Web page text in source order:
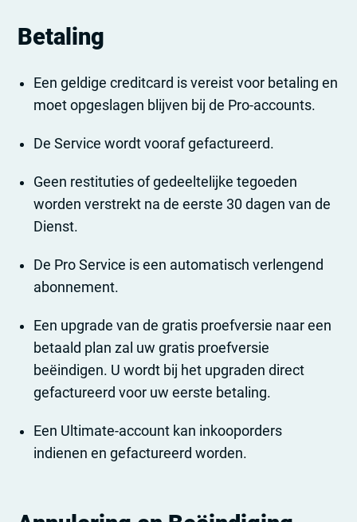
Betaling
Een geldige creditcard is vereist voor betaling en
moet opgeslagen blijven bij de Pro-accounts.
De Service wordt vooraf gefactureerd.
Geen restituties of gedeeltelijke tegoeden
worden verstrekt na de eerste 30 dagen van de
Dienst.
De Pro Service is een automatisch verlengend
abonnement.
Een upgrade van de gratis proefversie naar een
betaald plan zal uw gratis proefversie
beëindigen. U wordt bij het upgraden direct
gefactureerd voor uw eerste betaling.
Een Ultimate-account kan inkooporders
indienen en gefactureerd worden.